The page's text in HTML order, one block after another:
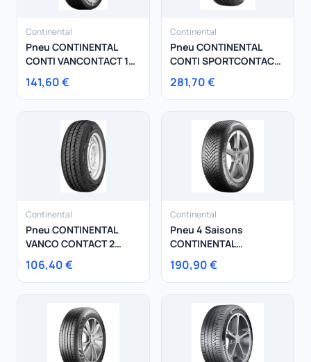
Continental
Pneu CONTINENTAL
CONTI VANCONTACT 100
215/65R16 109T
141,60 €
Continental
Pneu CONTINENTAL
CONTI SPORTCONTACT
5 SUV 275/55R19 111W
281,70 €
Continental
Pneu CONTINENTAL
VANCO CONTACT 2
175/70R14 95T
106,40 €
Continental
Pneu 4 Saisons
CONTINENTAL
245/45R18 100Y
AllSeasonContact XL
190,90 €